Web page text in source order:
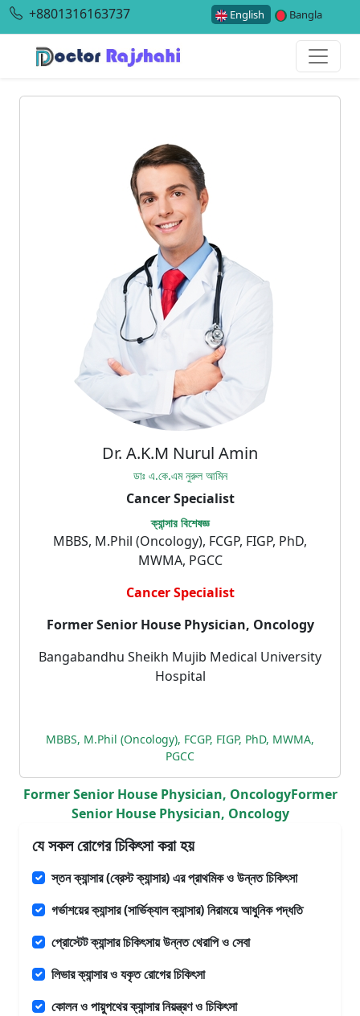
+8801316163737 English Bangla
Dr. A.K.M Nurul Amin
ডাঃ এ.কে.এম নুরুল আমিন
Cancer Specialist
ক্যান্সার বিশেষজ্ঞ
MBBS, M.Phil (Oncology), FCGP, FIGP, PhD,
MWMA, PGCC
Cancer Specialist
Former Senior House Physician, Oncology
Bangabandhu Sheikh Mujib Medical University
Hospital
MBBS, M.Phil (Oncology), FCGP, FIGP, PhD, MWMA,
PGCC
Former Senior House Physician, OncologyFormer
Senior House Physician, Oncology
যে সকল রোগের চিকিৎসা করা হয়
স্তন ক্যান্সার (ব্রেস্ট ক্যান্সার) এর প্রাথমিক ও উন্নত চিকিৎসা
গর্ভাশয়ের ক্যান্সার (সার্ভিক্যাল ক্যান্সার) নিরাময়ে আধুনিক পদ্ধতি
প্রোস্টেট ক্যান্সার চিকিৎসায় উন্নত থেরাপি ও সেবা
লিভার ক্যান্সার ও যকৃত রোগের চিকিৎসা
কোলন ও পায়ুপথের ক্যান্সার নিয়ন্ত্রণ ও চিকিৎসা